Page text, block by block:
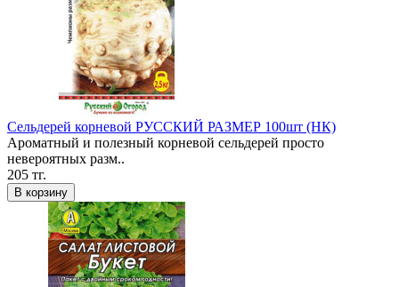
Сельдерей корневой РУССКИЙ РАЗМЕР 100шт (НК)
Ароматный и полезный корневой сельдерей просто
невероятных разм..
205 тг.
В корзину